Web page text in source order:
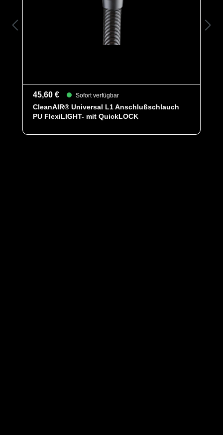
Konzentration
- Artikelrefrenz: 510B00FDA
45,60 € Sofort verfügbar
CleanAIR® Universal L1 Anschlußschlauch
PU FlexiLIGHT- mit QuickLOCK